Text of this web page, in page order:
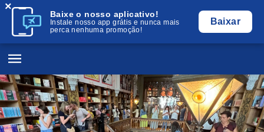
Baixe o nosso aplicativo!
Instale nosso app grátis e nunca mais
perca nenhuma promoção!
Baixar
×